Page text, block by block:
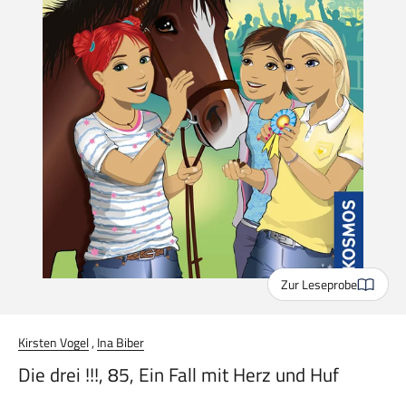
Zur Leseprobe
Kirsten Vogel,Ina Biber
Die drei !!!, 85, Ein Fall mit Herz und Huf